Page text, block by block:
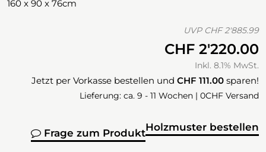
160 x 90 x 76cm
UVP CHF 2'885.99
CHF 2'220.00
Inkl. 8.1% MwSt.
Jetzt per Vorkasse bestellen und CHF 111.00 sparen!
Lieferung: ca. 9 - 11 Wochen | 0CHF Versand
Holzmuster bestellen
Frage zum Produkt